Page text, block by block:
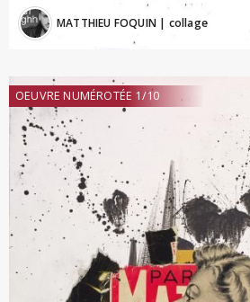
MATTHIEU FOQUIN | collage
OEUVRE NUMÉROTÉE 1/10